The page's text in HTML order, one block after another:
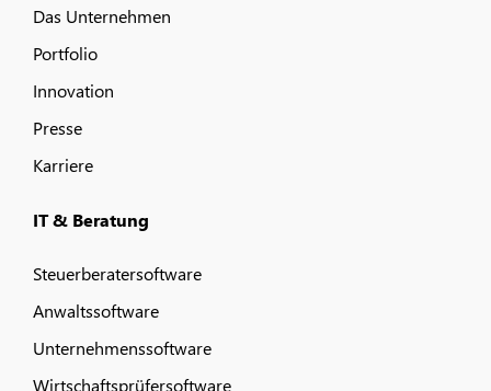
Das Unternehmen
Portfolio
Innovation
Presse
Karriere
IT & Beratung
Steuerberatersoftware
Anwaltssoftware
Unternehmenssoftware
Wirtschaftsprüfersoftware